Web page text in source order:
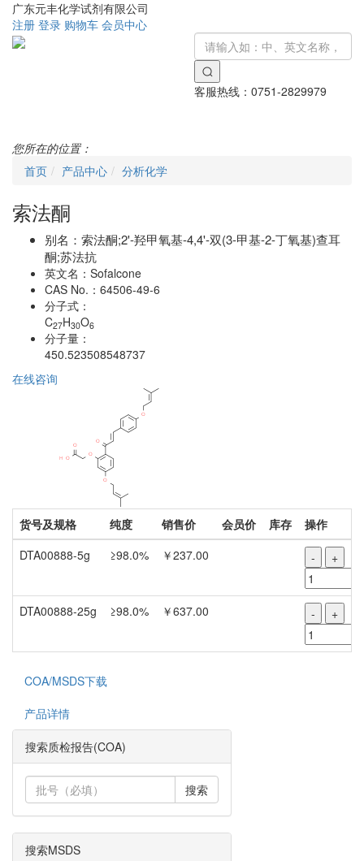
广东元丰化学试剂有限公司
注册 登录 购物车 会员中心
客服热线： 0751-2829979
您所在的位置：
首页
产品中心 分析化学
索法酮
别名： 索法酮;2'-羟甲氧基-4,4'-双(3-甲基-2-丁氧基)查耳
酮;苏法抗
英文名： Sofalcone
CAS No.： 64506-49-6
分子式：
C27H30O6
分子量：
450.523508548737
在线咨询
货号及规格 纯度 销售价 会员价 库存
操作
DTA00888-5g
≥98.0% ￥237.00 - +
DTA00888-25g ≥98.0% ￥637.00 - +
COA/MSDS下载
产品详情
搜索质检报告(COA)
搜索
搜索MSDS